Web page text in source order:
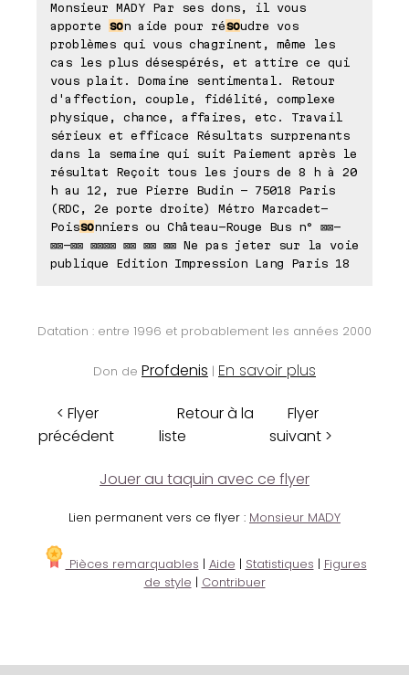
Monsieur MADY Par ses dons, il vous
apporte son aide pour résoudre vos
problèmes qui vous chagrinent, même les
cas les plus désespérés, et attire ce qui
vous plait. Domaine sentimental. Retour
d'affection, couple, fidélité, complexe
physique, chance, affaires, etc. Travail
sérieux et efficace Résultats surprenants
dans la semaine qui suit Paiement après le
résultat Reçoit tous les jours de 8 h à 20
h au 12, rue Pierre Budin - 75018 Paris
(RDC, 2e porte droite) Métro Marcadet-
Poissonniers ou Château-Rouge Bus n° ⊠⊠-
⊠⊠-⊠⊠ ⊠⊠⊠⊠ ⊠⊠ ⊠⊠ ⊠⊠ Ne pas jeter sur la voie
publique Edition Impression Lang Paris 18
Datation : entre 1996 et probablement les années 2000
Don de Profdenis | En savoir plus
< Flyer
précédent
Retour à la
liste
Flyer
suivant >
Jouer au taquin avec ce flyer
Lien permanent vers ce flyer : Monsieur MADY
Pièces remarquables | Aide | Statistiques | Figures
de style | Contribuer